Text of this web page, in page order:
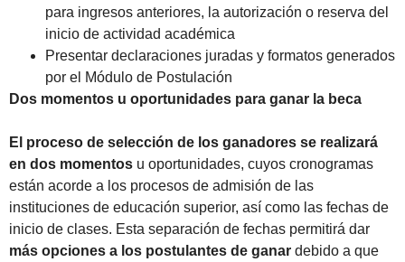
para ingresos anteriores, la autorización o reserva del
inicio de actividad académica
Presentar declaraciones juradas y formatos generados
por el Módulo de Postulación
Dos momentos u oportunidades para ganar la beca
El proceso de selección de los ganadores se realizará
en dos momentos u oportunidades, cuyos cronogramas
están acorde a los procesos de admisión de las
instituciones de educación superior, así como las fechas de
inicio de clases. Esta separación de fechas permitirá dar
más opciones a los postulantes de ganar debido a que